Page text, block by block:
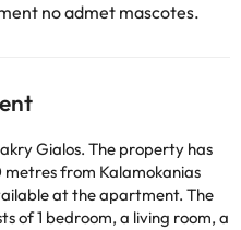
no admet mascotes.
Gialos. The property has
metres from Kalamokanias
at the apartment. The
of 1 bedroom, a living room, a